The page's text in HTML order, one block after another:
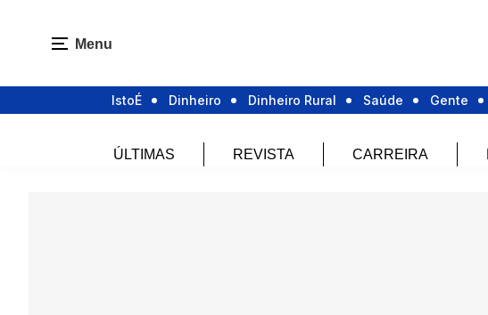
Menu
IstoÉ Dinheiro Dinheiro Rural Saúde Gente
ÚLTIMAS REVISTA CARREIRA